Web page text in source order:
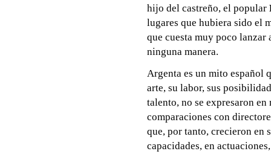
hijo del castreño, el popular
lugares que hubiera sido el
que cuesta muy poco lanzar
ninguna manera.
Argenta es un mito español
arte, su labor, sus
talento, no se expresaron
comparaciones con
que, por tanto, crecieron en
capacidades, en